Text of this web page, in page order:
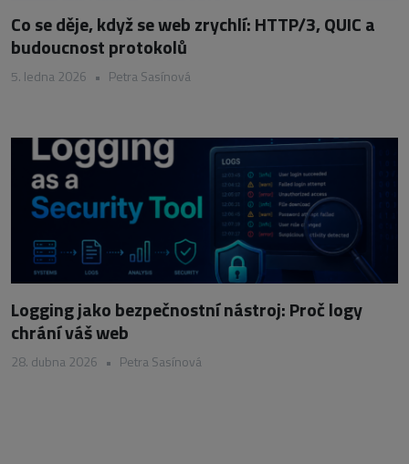
Co se děje, když se web zrychlí: HTTP/3, QUIC a
budoucnost protokolů
5. ledna 2026 • Petra Sasínová
Logging jako bezpečnostní nástroj: Proč logy
chrání váš web
28. dubna 2026 • Petra Sasínová